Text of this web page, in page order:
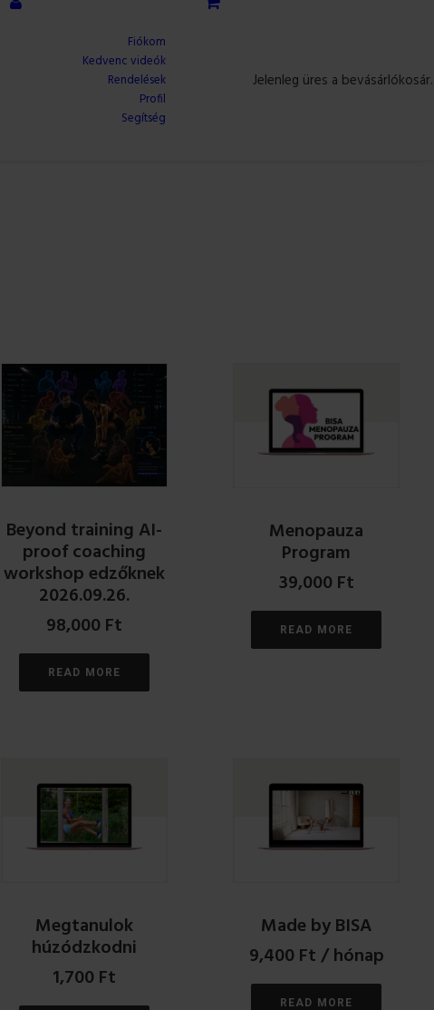
Fiókom
Kedvenc videók
Rendelések
Profil
Segítség
Jelenleg üres a bevásárlókosár.
Beyond training AI-
proof coaching
workshop edzőknek
2026.09.26.
98,000Ft
READ MORE
Menopauza
Program
39,000Ft
READ MORE
Megtanulok
húzódzkodni
1,700Ft
Made by BISA
9,400Ft/ hónap
READ MORE